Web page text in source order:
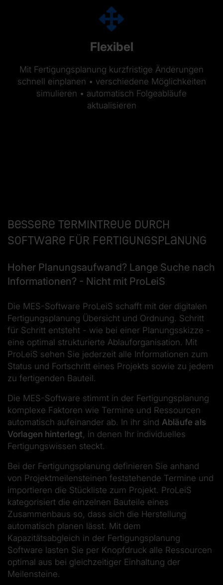
Flexibel
Mit Fertigungsplanung kurzfristige Änderungen
schnell einplanen • verschiedene Möglichkeiten
simulieren • automatisch Folgeabläufe
aktualisieren
Bessere Termintreue durch
Software für Fertigungsplanung
Hoher Planungsaufwand? Lange Suche nach
Informationen? - Nicht mit ProLeiS
Die MES-Software ProLeiS schafft mit der digitalen
Fertigungsplanung Übersicht und Ordnung. Schritt
für Schritt entsteht - wie bei einer Planungsskizze -
eine optimal strukturierte Ablauforganisation. Mit
ProLeiS sehen Sie jederzeit alle Informationen zum
Status und Fortschritt eines Projekts sowie zu jedem
zu fertigenden Bauteil.
Die MES-Software stimmt in der Fertigungsplanung
komplexe Faktoren wie Termine und Ressourcen
automatisch aufeinander ab. In ihr sind Abläufe als
Vorlagen hinterlegt, in denen Ihr individuelles
Fertigungswissen steckt.
Bei der Fertigungsplanung definieren Sie anhand
von Projektmeilensteinen feststehende Termine und
importieren die Stückliste zum Projekt. ProLeiS
kategorisiert die einzelnen Bauteile eines
Zusammenbaus so, dass sich die Herstellung
automatisch planen lässt. Mit dem
Kapazitätsabgleich in der Fertigungsplanung
Software lasten Sie per Knopfdruck alle Ressourcen
optimal aus bei gleichzeitiger Einhaltung der
Meilensteine.